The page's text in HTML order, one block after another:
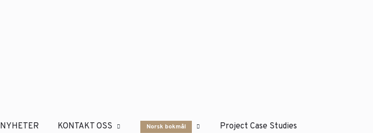
NYHETER KONTAKT OSS Norsk bokmål Project Case Studies